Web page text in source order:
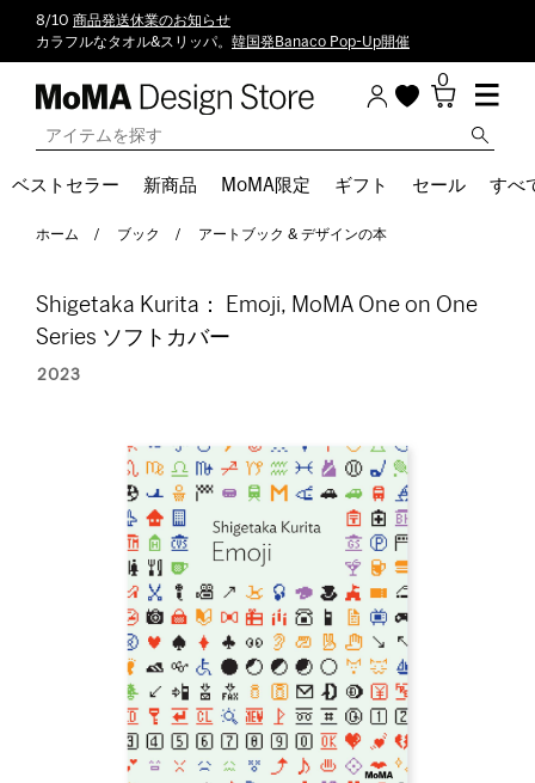
8/10 商品発送休業のお知らせ
カラフルなタオル&スリッパ。 韓国発Banaco Pop-Up開催
0
ベストセラー 新商品 MoMA限定 ギフト セール すべ
ホーム ブック アートブック & デザインの本
Shigetaka Kurita： Emoji, MoMA One on One
Series ソフトカバー
2023